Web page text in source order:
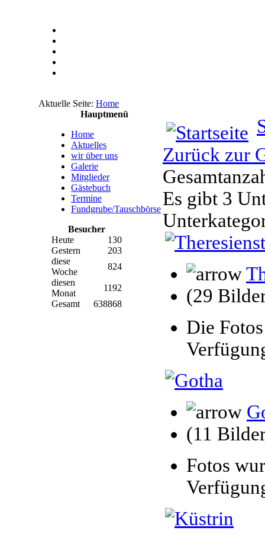
Aktuelle Seite: Home
Hauptmenü
Home
Aktuelles
wir über uns
Galerie
Mitglieder
Gästebuch
Termine
Fundgrube/Tauschbörse
Besucher
Heute
130
Gestern
203
diese
Woche
824
diesen
Monat
1192
Gesamt
638868
Zurück zur
Es gibt 3
(29
Die
(11
Fotos